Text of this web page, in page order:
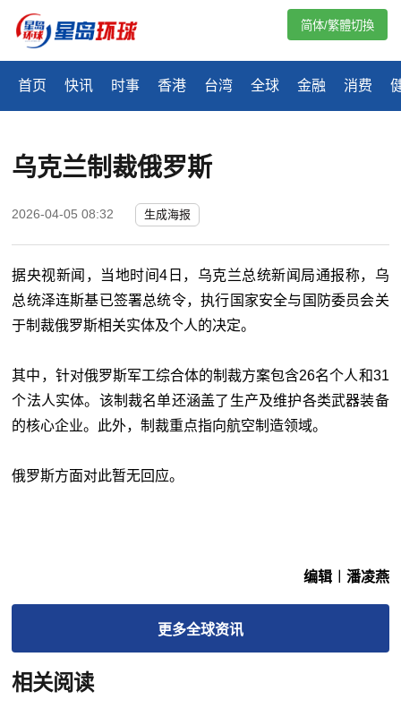
首页 快讯 时事 香港 台湾 全球 金融 消费
简体/繁體切換
乌克兰制裁俄罗斯
2026-04-05 08:32 生成海报
据央视新闻，当地时间4日，乌克兰总统新闻局通报称，乌
总统泽连斯基已签署总统令，执行国家安全与国防委员会关
于制裁俄罗斯相关实体及个人的决定。
其中，针对俄罗斯军工综合体的制裁方案包含26名个人和31
个法人实体。该制裁名单还涵盖了生产及维护各类武器装备
的核心企业。此外，制裁重点指向航空制造领域。
俄罗斯方面对此暂无回应。
编辑︱潘凌燕
更多全球资讯
相关阅读